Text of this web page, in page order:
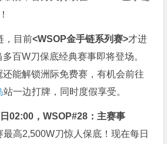
，目前<WSOP金手链系列赛>才进
百W刀保底经典赛事即将登场。
能解锁洲际免费赛，有机会前往
站一边打牌，同时度假享受。
02:00，WSOP#28：主赛事
最高2,500W刀惊人保底！现在每日